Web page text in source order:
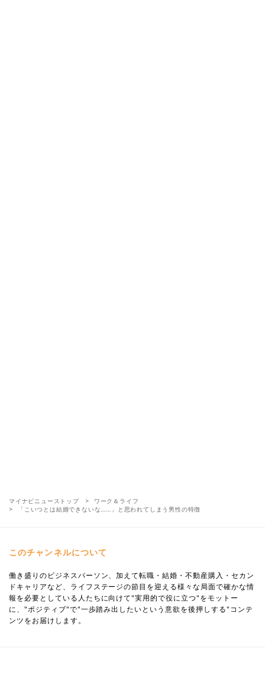
マイナビニューストップ
ワーク＆ライフ
「こいつとは結婚できないな……」と思われてしまう男性の特徴
このチャンネルについて
働き盛りのビジネスパーソン、加えて転職・結婚・不動産購入・セカン
ドキャリアなど、ライフステージの節目を迎える様々な局面で確かな情
報を必要としている人たちに向けて"実用的で役に立つ"をモットー
に、"ポジティブ"で"一歩踏み出したいという意欲を後押しする"コンテ
ンツをお届けします。